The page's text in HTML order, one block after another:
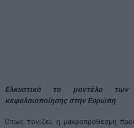
Ελκυστικό το μοντέλο των
κεφαλαιοποίησης στην Ευρώπη
Όπως τονίζει, η μακροπρόθεσμη